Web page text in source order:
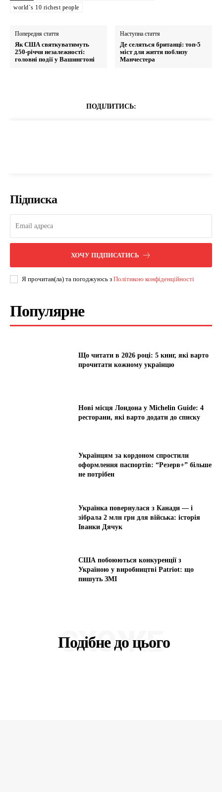
world`s 10 richest people
Попередня стаття
Як США святкуватимуть
250-річчя незалежності:
головні події у Вашингтоні
Наступна стаття
Де селяться британці: топ-5
міст для життя поблизу
Манчестера
ПОДІЛИТИСЬ:
Підписка
ХОЧУ ПІДПИСАТИСЬ
Я прочитав(ла) та погоджуюсь з Політикою конфіденційності
Популярне
Що читати в 2026 році: 5 книг, які варто
прочитати кожному українцю
Нові місця Лондона у Michelin Guide: 4
ресторани, які варто додати до списку
Українцям за кордоном спростили
оформлення паспортів: “Резерв+” більше
не потрібен
Українка повернулася з Канади — і
зібрала 2 млн грн для війська: історія
Іванки Дячук
США побоюються конкуренції з
Україною у виробництві Patriot: що
пишуть ЗМІ
Подібне до цього
СХОЖЕ